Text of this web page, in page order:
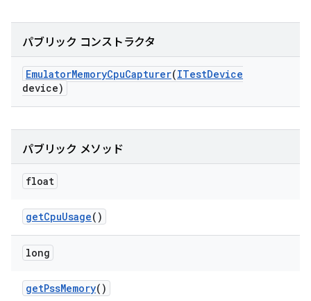
パブリック コンストラクタ
EmulatorMemoryCpuCapturer(ITestDevice
device)
パブリック メソッド
float
getCpuUsage()
long
getPssMemory()